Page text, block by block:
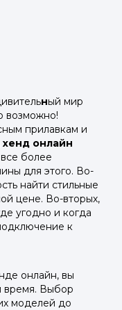
ный мир
возможно!
прилавкам и
онлайн
более
для этого. Во-
найти стильные
цене. Во-вторых,
угодно и когда
к
онлайн, вы
время. Выбор
моделей до